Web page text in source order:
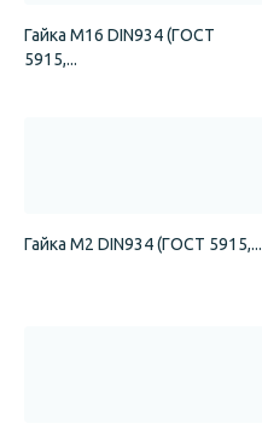
Гайка М16 DIN934 (ГОСТ
5915,...
Гайка М2 DIN934 (ГОСТ 5915,...